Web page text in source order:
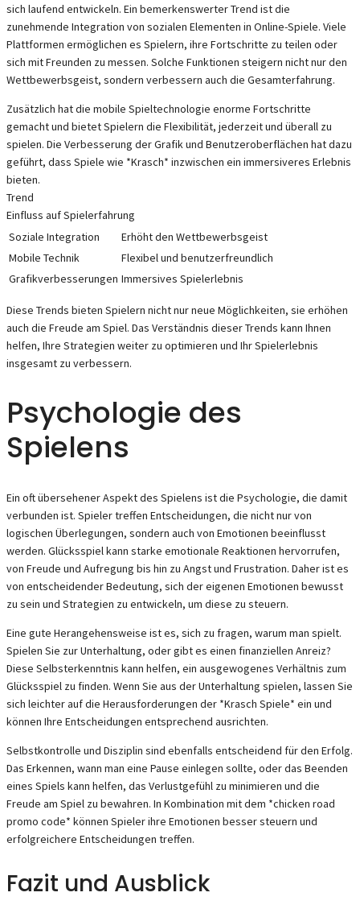
sich laufend entwickeln. Ein bemerkenswerter Trend ist die
zunehmende Integration von sozialen Elementen in Online-Spiele. Viele
Plattformen ermöglichen es Spielern, ihre Fortschritte zu teilen oder
sich mit Freunden zu messen. Solche Funktionen steigern nicht nur den
Wettbewerbsgeist, sondern verbessern auch die Gesamterfahrung.
Zusätzlich hat die mobile Spieltechnologie enorme Fortschritte
gemacht und bietet Spielern die Flexibilität, jederzeit und überall zu
spielen. Die Verbesserung der Grafik und Benutzeroberflächen hat dazu
geführt, dass Spiele wie *Krasch* inzwischen ein immersiveres Erlebnis
bieten.
Trend
Einfluss auf Spielerfahrung
Soziale Integration
Erhöht den Wettbewerbsgeist
Mobile Technik
Flexibel und benutzerfreundlich
Grafikverbesserungen Immersives Spielerlebnis
Diese Trends bieten Spielern nicht nur neue Möglichkeiten, sie erhöhen
auch die Freude am Spiel. Das Verständnis dieser Trends kann Ihnen
helfen, Ihre Strategien weiter zu optimieren und Ihr Spielerlebnis
insgesamt zu verbessern.
Psychologie des
Spielens
Ein oft übersehener Aspekt des Spielens ist die Psychologie, die damit
verbunden ist. Spieler treffen Entscheidungen, die nicht nur von
logischen Überlegungen, sondern auch von Emotionen beeinflusst
werden. Glücksspiel kann starke emotionale Reaktionen hervorrufen,
von Freude und Aufregung bis hin zu Angst und Frustration. Daher ist es
von entscheidender Bedeutung, sich der eigenen Emotionen bewusst
zu sein und Strategien zu entwickeln, um diese zu steuern.
Eine gute Herangehensweise ist es, sich zu fragen, warum man spielt.
Spielen Sie zur Unterhaltung, oder gibt es einen finanziellen Anreiz?
Diese Selbsterkenntnis kann helfen, ein ausgewogenes Verhältnis zum
Glücksspiel zu finden. Wenn Sie aus der Unterhaltung spielen, lassen Sie
sich leichter auf die Herausforderungen der *Krasch Spiele* ein und
können Ihre Entscheidungen entsprechend ausrichten.
Selbstkontrolle und Disziplin sind ebenfalls entscheidend für den Erfolg.
Das Erkennen, wann man eine Pause einlegen sollte, oder das Beenden
eines Spiels kann helfen, das Verlustgefühl zu minimieren und die
Freude am Spiel zu bewahren. In Kombination mit dem *chicken road
promo code* können Spieler ihre Emotionen besser steuern und
erfolgreichere Entscheidungen treffen.
Fazit und Ausblick